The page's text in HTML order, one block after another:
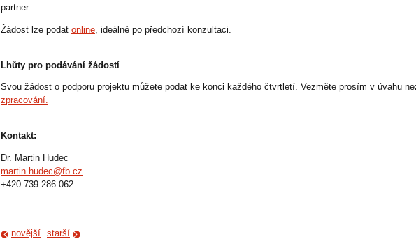
partner.
Žádost lze podat online , ideálně po předchozí konzultaci.
Lhůty pro podávání žádostí
Svou žádost o podporu projektu můžete podat ke konci každého čtvrtletí. Vezměte prosím v úvahu
zpracování.
Kontakt:
Dr. Martin Hudec
martin.hudec@fb.cz
+420 739 286 062
novější starší